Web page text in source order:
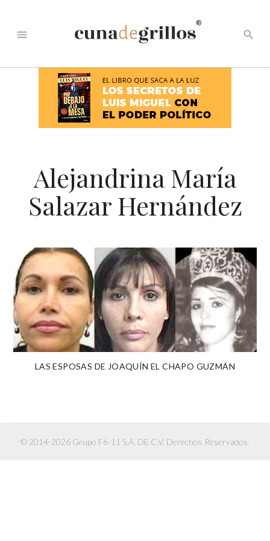
menu
®
search
Alejandrina María
Salazar Hernández
LAS ESPOSAS DE JOAQUÍN EL CHAPO GUZMÁN
© 2014-2026 Grupo F6-11 S.A. DE C.V. Derechos Reservados.